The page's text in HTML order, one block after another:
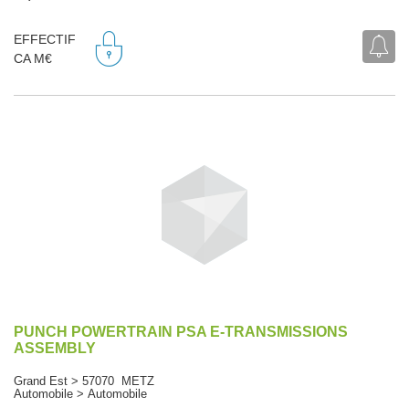
EFFECTIF
CA M€
PUNCH POWERTRAIN PSA E-TRANSMISSIONS
ASSEMBLY
Grand Est > 57070 METZ
Automobile > Automobile